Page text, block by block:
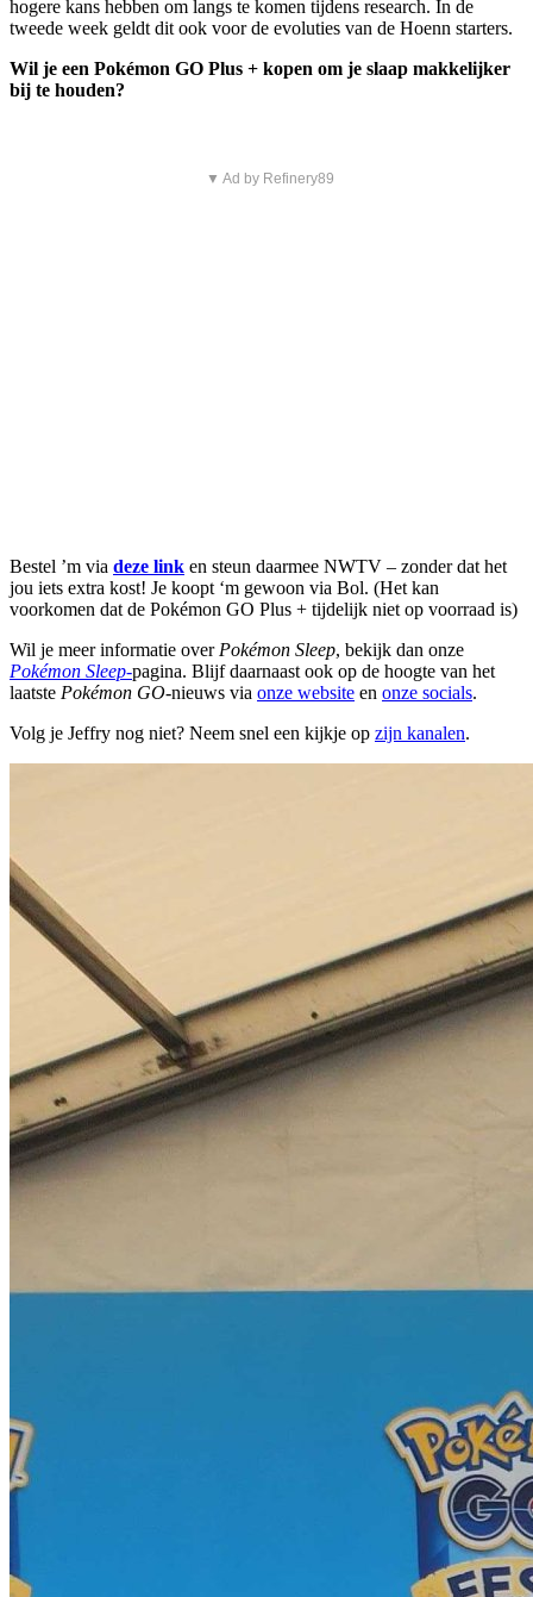
hogere kans hebben om langs te komen tijdens research. In de
tweede week geldt dit ook voor de evoluties van de Hoenn starters.
Wil je een Pokémon GO Plus + kopen om je slaap makkelijker
bij te houden?
▼ Ad by Refinery89
Bestel ’m via deze link en steun daarmee NWTV – zonder dat het
jou iets extra kost! Je koopt ‘m gewoon via Bol. (Het kan
voorkomen dat de Pokémon GO Plus + tijdelijk niet op voorraad is)
Wil je meer informatie over Pokémon Sleep, bekijk dan onze
Pokémon Sleep-pagina. Blijf daarnaast ook op de hoogte van het
laatste Pokémon GO-nieuws via onze website en onze socials.
Volg je Jeffry nog niet? Neem snel een kijkje op zijn kanalen.